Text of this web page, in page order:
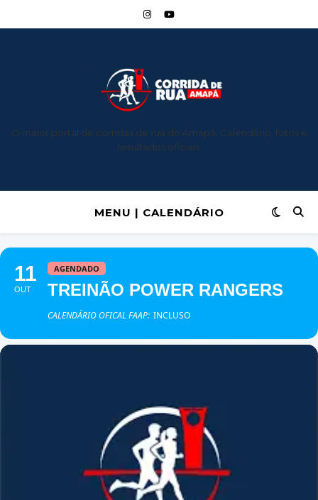
O maior portal de corridas de rua do Amapá: Calendário, fotos e
resultados oficiais.
MENU | CALENDÁRIO
11
OUT
AGENDADO
TREINÃO POWER RANGERS
CALENDÁRIO OFICAL FAAP: INCLUSO